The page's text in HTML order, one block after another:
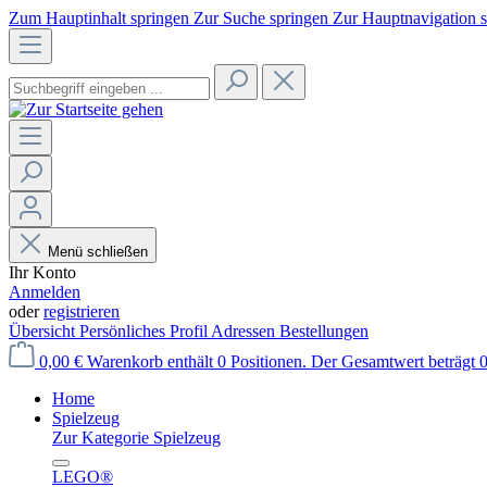
Zum Hauptinhalt springen Zur Suche springen Zur Hauptnavigation
Menü schließen
Ihr Konto
Anmelden
oderregistrieren
Übersicht Persönliches Profil Adressen Bestellungen
0,00 € Warenkorb enthält 0 Positionen. Der Gesamtwert beträgt
Home
Spielzeug
Zur Kategorie Spielzeug
LEGO®